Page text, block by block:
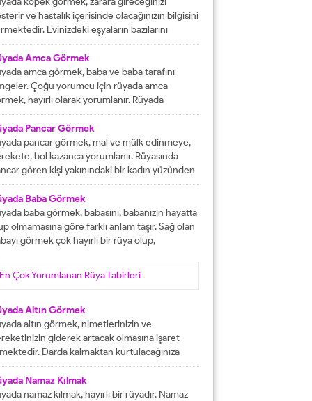
gideceğini gösterirken, ömür boyu
olan konforlu bir hayatın varlığına delalet
Ağız tadınızı bozan faktörleri...
ve hastalık içerisinde olacağınızın bilgisini
Evinizdeki eşyaların bazılarını
delalet etmektedir. Kuvvetsiz
durumun içerisinde kalacağınızın ve rahatsızlık
olacağınızın haberini vermektedir.
dönemlerin içerisinde olacağınızın
verir ve kendinizi başarısız
işaret olacaktır. Diğer yandan ise
yapacak olan kişilerden dolayı başınızın...
Amca Görmek
amca görmek, baba ve baba tarafını
Çoğu yorumcu için rüyada amca
hayırlı olarak yorumlanır. Rüyada
gören kişi, kısa süre içerisinde
çözüp, huzura kavuşacak demektir.
bu rüyayı gören kişinin sağlık sıkıntıları varsa,
çözüme ulaşacak olarak yorumlanır. İşsiz
kişinin bu rüyayı görmesi hayırlı iş
Pancar Görmek
pancar görmek, mal ve mülk edinmeye,
bol kazanca yorumlanır. Rüyasında
gören kişi yakınındaki bir kadın yüzünden
düşebilir, acı haber alabilir, başına gelecek
üzüntüye ve kedere tabir edilebilir. Bekar
rüyasında pancar görürse, yakın zamanda
yada evlenir. Evli birisinin gördüğü
rüyası, eşiyle kavgaya yada ayrılığa...
Baba Görmek
baba görmek, babasını, babanızın hayatta
olmamasına göre farklı anlam taşır. Sağ olan
görmek çok hayırlı bir rüya olup,
veren veren en değerli varlıklar, kişinin
etmiş ise ihtiyacı olanlara yardım etmesi
En Çok Yorumlanan Rüya Tabirleri
Altın Görmek
altın görmek, nimetlerinizin ve
giderek artacak olmasına işaret
Darda kalmaktan kurtulacağınıza
eder ve engelleri yok edeceğinizi
İyi bir hayata sahip olmanızın
tüm pürüzlerin yok olacağını işaret
Namaz Kılmak
namaz kılmak, hayırlı bir rüyadır. Namaz